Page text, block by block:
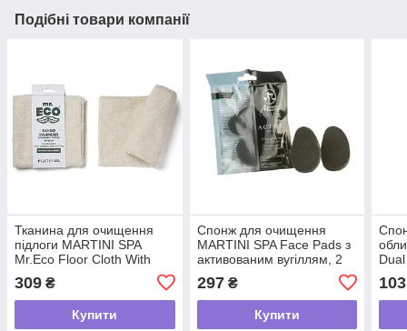
Подібні товари компанії
Тканина для очищення
підлоги MARTINI SPA
Mr.Eco Floor Cloth With
бамбуком та бавовною,
50x50 см
309 ₴
Купити
Спонж для очищення
MARTINI SPA Face Pads з
активованим вугіллям, 2
297₴
Купити
103